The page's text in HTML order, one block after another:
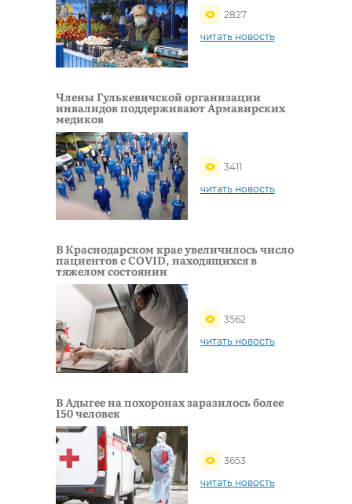
2827
читать новость
Члены Гулькевичской организации
инвалидов поддерживают Армавирских
медиков
3411
читать новость
В Краснодарском крае увеличилось число
пациентов с COVID, находящихся в
тяжелом состоянии
3562
читать новость
В Адыгее на похоронах заразилось более
150 человек
3653
читать новость